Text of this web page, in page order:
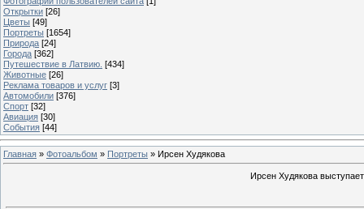
Открытки [26]
Цветы [49]
Портреты [1654]
Природа [24]
Города [362]
Путешествие в Латвию. [434]
Животные [26]
Реклама товаров и услуг [3]
Автомобили [376]
Спорт [32]
Авиация [30]
События [44]
Главная » Фотоальбом » Портреты » Ирсен Худякова
Ирсен Худякова